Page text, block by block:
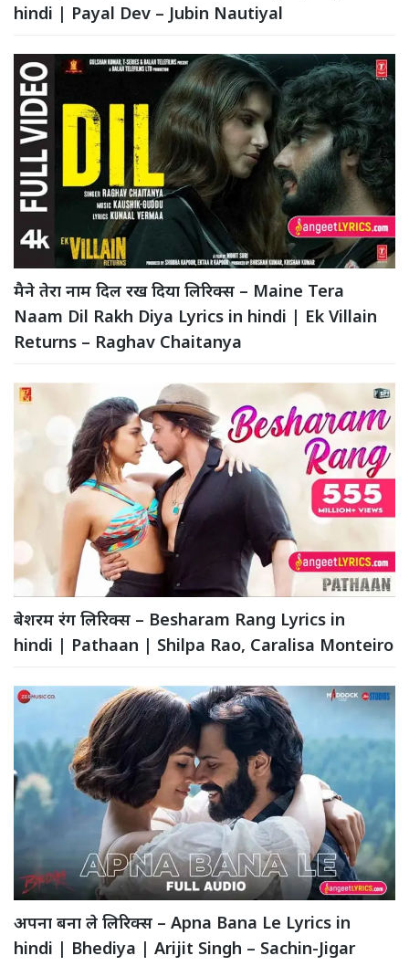
hindi | Payal Dev – Jubin Nautiyal
मैने तेरा नाम दिल रख दिया लिरिक्स – Maine Tera
Naam Dil Rakh Diya Lyrics in hindi | Ek Villain
Returns – Raghav Chaitanya
बेशरम रंग लिरिक्स – Besharam Rang Lyrics in
hindi | Pathaan | Shilpa Rao, Caralisa Monteiro
अपना बना ले लिरिक्स – Apna Bana Le Lyrics in
hindi | Bhediya | Arijit Singh – Sachin-Jigar